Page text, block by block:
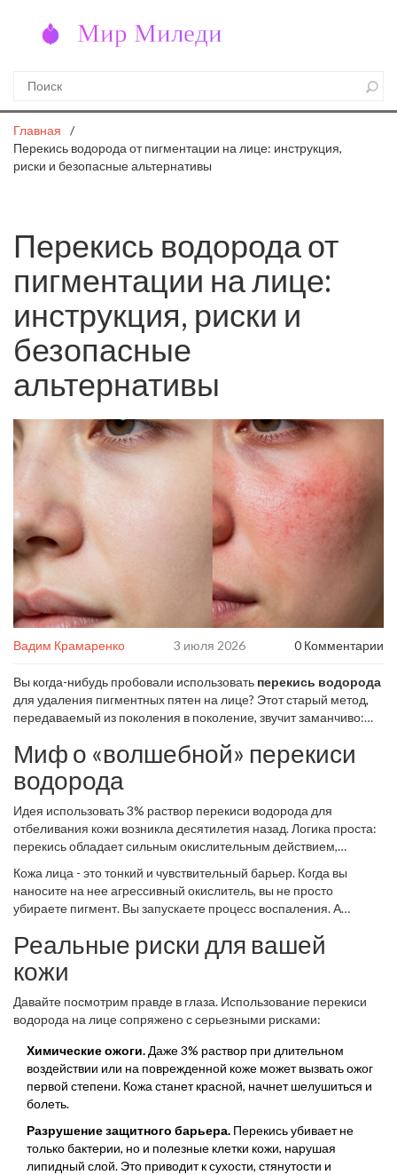
Главная
Перекись водорода от пигментации на лице: инструкция,
риски и безопасные альтернативы
Перекись водорода от
пигментации на лице:
инструкция, риски и
безопасные
альтернативы
Вадим Крамаренко 3 июля 2026 0 Комментарии
Вы когда-нибудь пробовали использовать перекись водорода
для удаления пигментных пятен на лице? Этот старый метод,
передаваемый из поколения в поколение, звучит заманчиво:
далека от сказок о мгновенном сиянии. Сегодня мы разберем,
почему дерматологи категорически не рекомендуют этот
подход, какие реальные опасности он несет для вашей кожи и
что действительно работает против гиперпигментации.
Миф о «волшебной» перекиси
водорода
Идея использовать3% раствор перекиси водорода для
отбеливания кожи возникла десятилетия назад. Логика проста:
перекись обладает сильным окислительным действием,
цвет наших пятен. Теоретически это должно приводить к
осветлению. На практике же происходит совсем другое.
Кожа лица - это тонкий и чувствительный барьер. Когда вы
наносите на нее агрессивный окислитель, вы не просто
убираете пигмент. Вы запускаете процесс воспаления. А
- усиленному выработке меланина. Это называется
поствоспалительной гиперпигментацией. Вместо того чтобы
убрать пятно, вы рискуете сделать его темнее и устойчивее.
Реальные риски для вашей
кожи
Давайте посмотрим правде в глаза. Использование перекиси
водорода на лице сопряжено с серьезными рисками:
Химические ожоги. Даже 3% раствор при длительном
воздействии или на поврежденной коже может вызвать ожог
первой степени. Кожа станет красной, начнет шелушиться и
болеть.
Разрушение защитного барьера. Перекись убивает не
только бактерии, но и полезные клетки кожи, нарушая
липидный слой. Это приводит к сухости, стянутости и